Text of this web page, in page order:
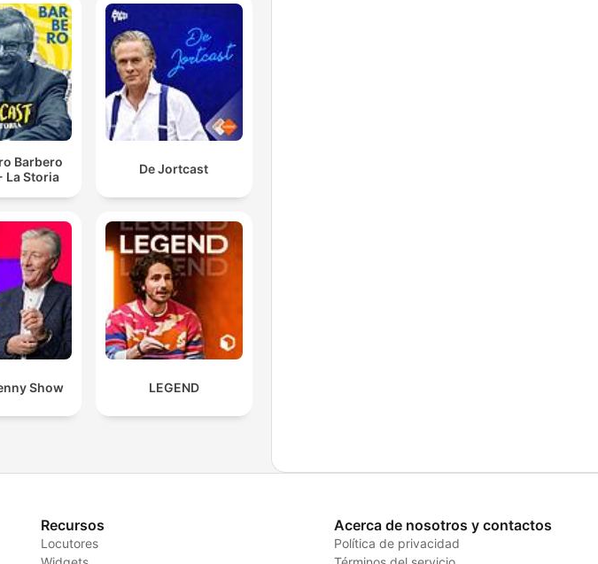
Barbero
La Storia
De Jortcast
Show LEGEND
Recursos
Locutores
Acerca de nosotros y contactos
Política de privacidad